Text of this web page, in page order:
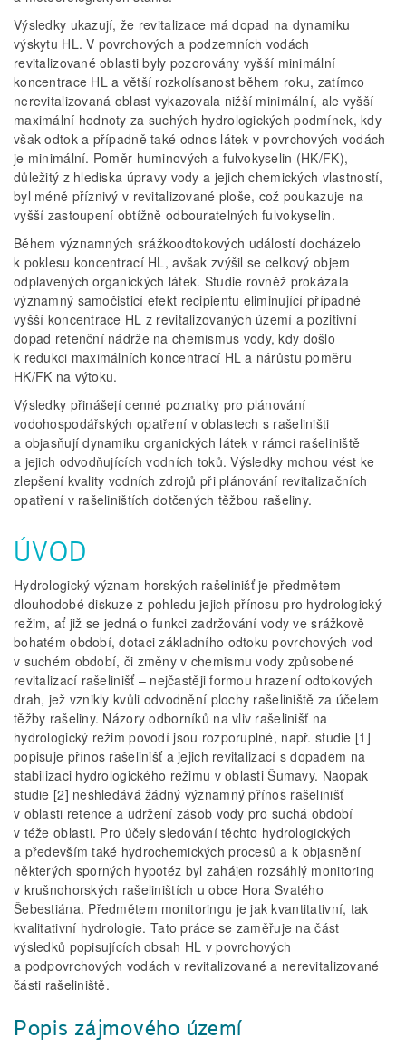
Výsledky ukazují, že revitalizace má dopad na dynamiku
výskytu HL. V povrchových a podzemních vodách
revitalizované oblasti byly pozorovány vyšší minimální
koncentrace HL a větší rozkolísanost během roku, zatímco
nerevitalizovaná oblast vykazovala nižší minimální, ale vyšší
maximální hodnoty za suchých hydrologických podmínek, kdy
však odtok a případně také odnos látek v povrchových vodách
je minimální. Poměr huminových a fulvokyselin (HK/FK),
důležitý z hlediska úpravy vody a jejich chemických vlastností,
byl méně příznivý v revitalizované ploše, což poukazuje na
vyšší zastoupení obtížně odbouratelných fulvokyselin.
Během významných srážkoodtokových událostí docházelo
k poklesu koncentrací HL, avšak zvýšil se celkový objem
odplavených organických látek. Studie rovněž prokázala
významný samočisticí efekt recipientu eliminující případné
vyšší koncentrace HL z revitalizovaných území a pozitivní
dopad retenční nádrže na chemismus vody, kdy došlo
k redukci maximálních koncentrací HL a nárůstu poměru
HK/FK na výtoku.
Výsledky přinášejí cenné poznatky pro plánování
vodohospodářských opatření v oblastech s rašeliništi
a objasňují dynamiku organických látek v rámci rašeliniště
a jejich odvodňujících vodních toků. Výsledky mohou vést ke
zlepšení kvality vodních zdrojů při plánování revitalizačních
opatření v rašeliništích dotčených těžbou rašeliny.
ÚVOD
Hydrologický význam horských rašelinišť je předmětem
dlouhodobé diskuze z pohledu jejich přínosu pro hydrologický
režim, ať již se jedná o funkci zadržování vody ve srážkově
bohatém období, dotaci základního odtoku povrchových vod
v suchém období, či změny v chemismu vody způsobené
revitalizací rašelinišť – nejčastěji formou hrazení odtokových
drah, jež vznikly kvůli odvodnění plochy rašeliniště za účelem
těžby rašeliny. Názory odborníků na vliv rašelinišť na
hydrologický režim povodí jsou rozporuplné, např. studie [1]
popisuje přínos rašelinišť a jejich revitalizací s dopadem na
stabilizaci hydrologického režimu v oblasti Šumavy. Naopak
studie [2] neshledává žádný významný přínos rašelinišť
v oblasti retence a udržení zásob vody pro suchá období
v téže oblasti. Pro účely sledování těchto hydrologických
a především také hydrochemických procesů a k objasnění
některých sporných hypotéz byl zahájen rozsáhlý monitoring
v krušnohorských rašeliništích u obce Hora Svatého
Šebestiána. Předmětem monitoringu je jak kvantitativní, tak
kvalitativní hydrologie. Tato práce se zaměřuje na část
výsledků popisujících obsah HL v povrchových
a podpovrchových vodách v revitalizované a nerevitalizované
části rašeliniště.
Popis zájmového území